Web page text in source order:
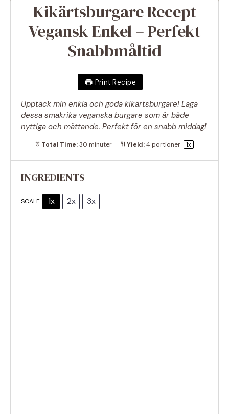
Kikärtsburgare Recept
Vegansk Enkel – Perfekt
Snabbmåltid
Print Recipe
Upptäck min enkla och goda kikärtsburgare! Laga
dessa smakrika veganska burgare som är både
nyttiga och mättande. Perfekt för en snabb middag!
Total Time: 30 minuter Yield: 4 portioner 1x
INGREDIENTS
SCALE 1x 2x 3x